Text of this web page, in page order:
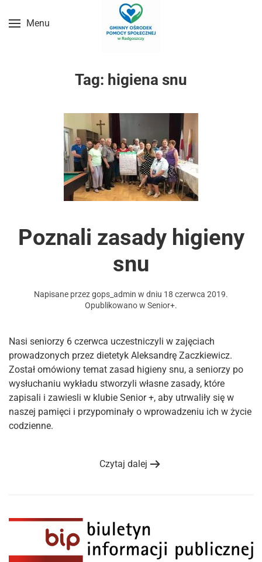
Przejdź do treści głównej
Menu
Tag: higiena snu
Poznali zasady higieny
snu
Napisane przezgops_admin w dniu 18 czerwca 2019.
Opublikowano w Senior+.
Nasi seniorzy 6 czerwca uczestniczyli w zajęciach
prowadzonych przez dietetyk Aleksandrę Zaczkiewicz.
Został omówiony temat zasad higieny snu, a seniorzy po
wysłuchaniu wykładu stworzyli własne zasady, które
zapisali i zawiesli w klubie Senior +, aby utrwaliły się w
naszej pamięci i przypominały o wprowadzeniu ich w życie
codzienne.
Czytaj dalej